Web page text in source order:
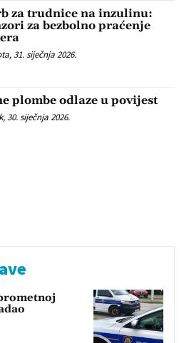
za trudnice na inzulinu:
za bezbolno praćenje
31. siječnja 2026.
plombe odlaze u povijest
30. siječnja 2026.